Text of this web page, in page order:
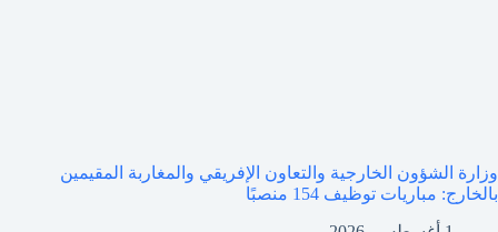
وزارة الشؤون الخارجية والتعاون الإفريقي والمغاربة المقيمين
بالخارج: مباريات توظيف 154 منصبًا